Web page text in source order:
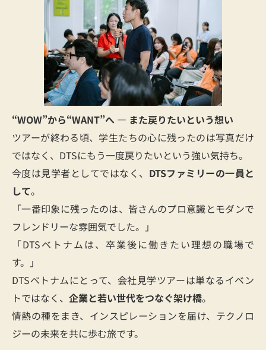
“WOW”から“WANT”へ ― また戻りたいという想い
ツアーが終わる頃、学生たちの心に残ったのは写真だけ
ではなく、DTSにもう一度戻りたいという強い気持ち。
今度は見学者としてではなく、 DTSファミリーの一員と
して。
「一番印象に残ったのは、皆さんのプロ意識とモダンで
フレンドリーな雰囲気でした。」
「DTSベトナムは、卒業後に働きたい理想の職場で
す。」
DTSベトナムにとって、会社見学ツアーは単なるイベン
トではなく、 企業と若い世代をつなぐ架け橋。
情熱の種をまき、インスピレーションを届け、テクノロ
ジーの未来を共に歩む旅です。